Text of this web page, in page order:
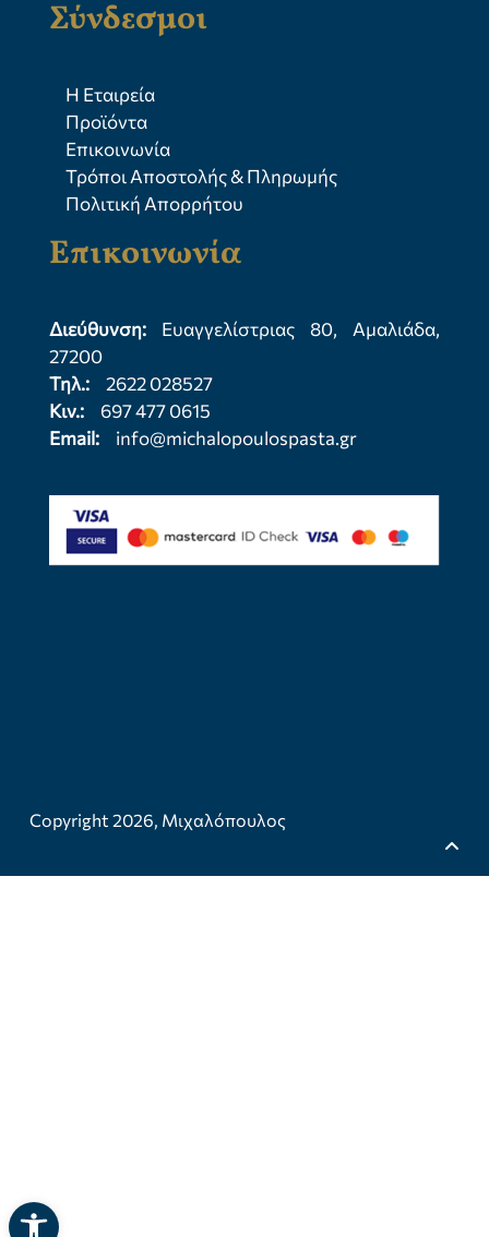
Ανοίξτε τη γραμμή εργαλείων
Σύνδεσμοι
Η Εταιρεία
Προϊόντα
Επικοινωνία
Τρόποι Αποστολής & Πληρωμής
Πολιτική Απορρήτου
Επικοινωνία
Διεύθυνση: Ευαγγελίστριας 80, Αμαλιάδα,
27200
Τηλ.:
2622 028527
Κιν.:
697 477 0615
Email:
info@michalopoulospasta.gr
Copyright 2026, Μιχαλόπουλος